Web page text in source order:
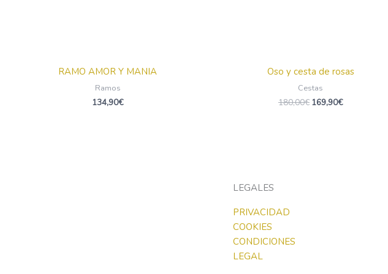
RAMO AMOR Y MANIA
Ramos
134,90€
Oso y cesta de rosas
Cestas
180,00€ 169,90€
LEGALES
PRIVACIDAD
COOKIES
CONDICIONES
LEGAL